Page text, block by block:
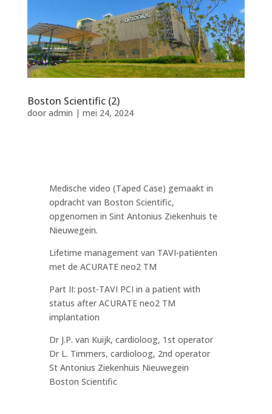
Boston Scientific (2)
door admin | mei 24, 2024
Medische video (Taped Case) gemaakt in
opdracht van Boston Scientific,
opgenomen in Sint Antonius Ziekenhuis te
Nieuwegein.
Lifetime management van TAVI-patiënten
met de ACURATE neo2 TM
Part II: post-TAVI PCI in a patient with
status after ACURATE neo2 TM
implantation
Dr J.P. van Kuijk, cardioloog, 1st operator
Dr L. Timmers, cardioloog, 2nd operator
St Antonius Ziekenhuis Nieuwegein
Boston Scientific